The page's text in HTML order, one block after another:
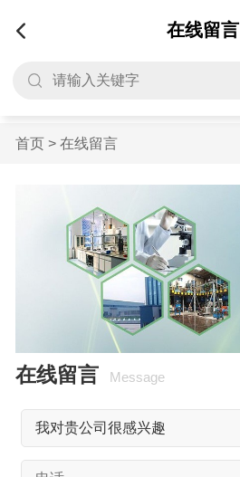
在线留言
首页> 在线留言
在线留言 Message